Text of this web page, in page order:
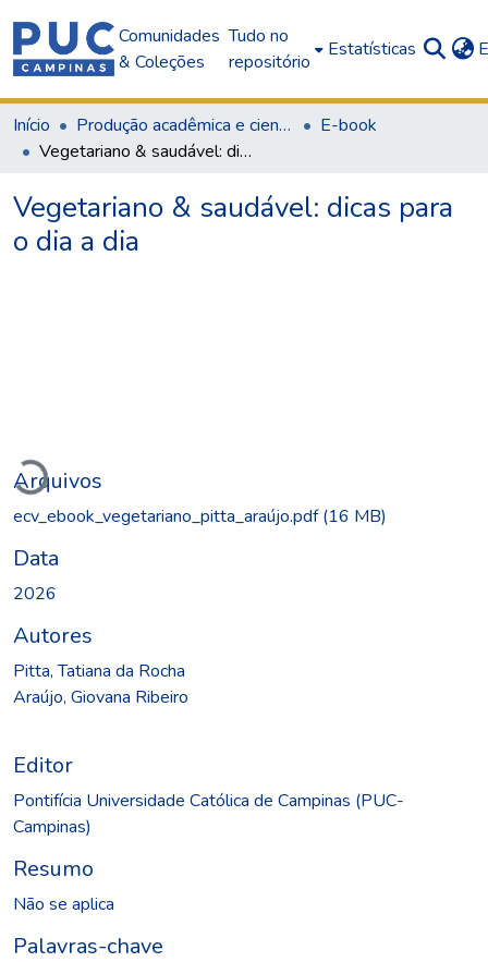
Comunidades
& Coleções
Tudo no
repositório
Estatísticas
Início Produção acadêmica e científica
E-book
Vegetariano & saudável: dicas para o dia a dia
Vegetariano & saudável: dicas para
o dia a dia
Arquivos
ecv_ebook_vegetariano_pitta_araújo.pdf(16 MB)
Data
2026
Autores
Pitta, Tatiana da Rocha
Araújo, Giovana Ribeiro
Editor
Pontifícia Universidade Católica de Campinas (PUC-
Campinas)
Resumo
Não se aplica
Palavras-chave